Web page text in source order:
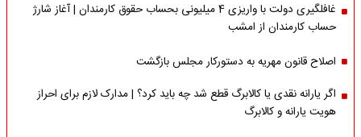
غافلگیری دولت با واریزی 4 میلیونی بحساب حقوق کارمندان | آغاز شارژ
حساب کارمندان از امشب
اصلاح قانون مهریه به دستورکار مجلس بازگشت
اگر یارانه نقدی یا کالابرگ قطع شد چه باید کرد؟ | مدارک لازم برای احراز
هویت یارانه و کالابرگ